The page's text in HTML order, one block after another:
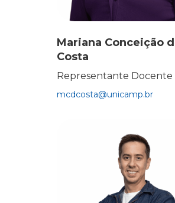
Mariana Conceição
Costa
Representante Docente
mcdcosta@unicamp.br